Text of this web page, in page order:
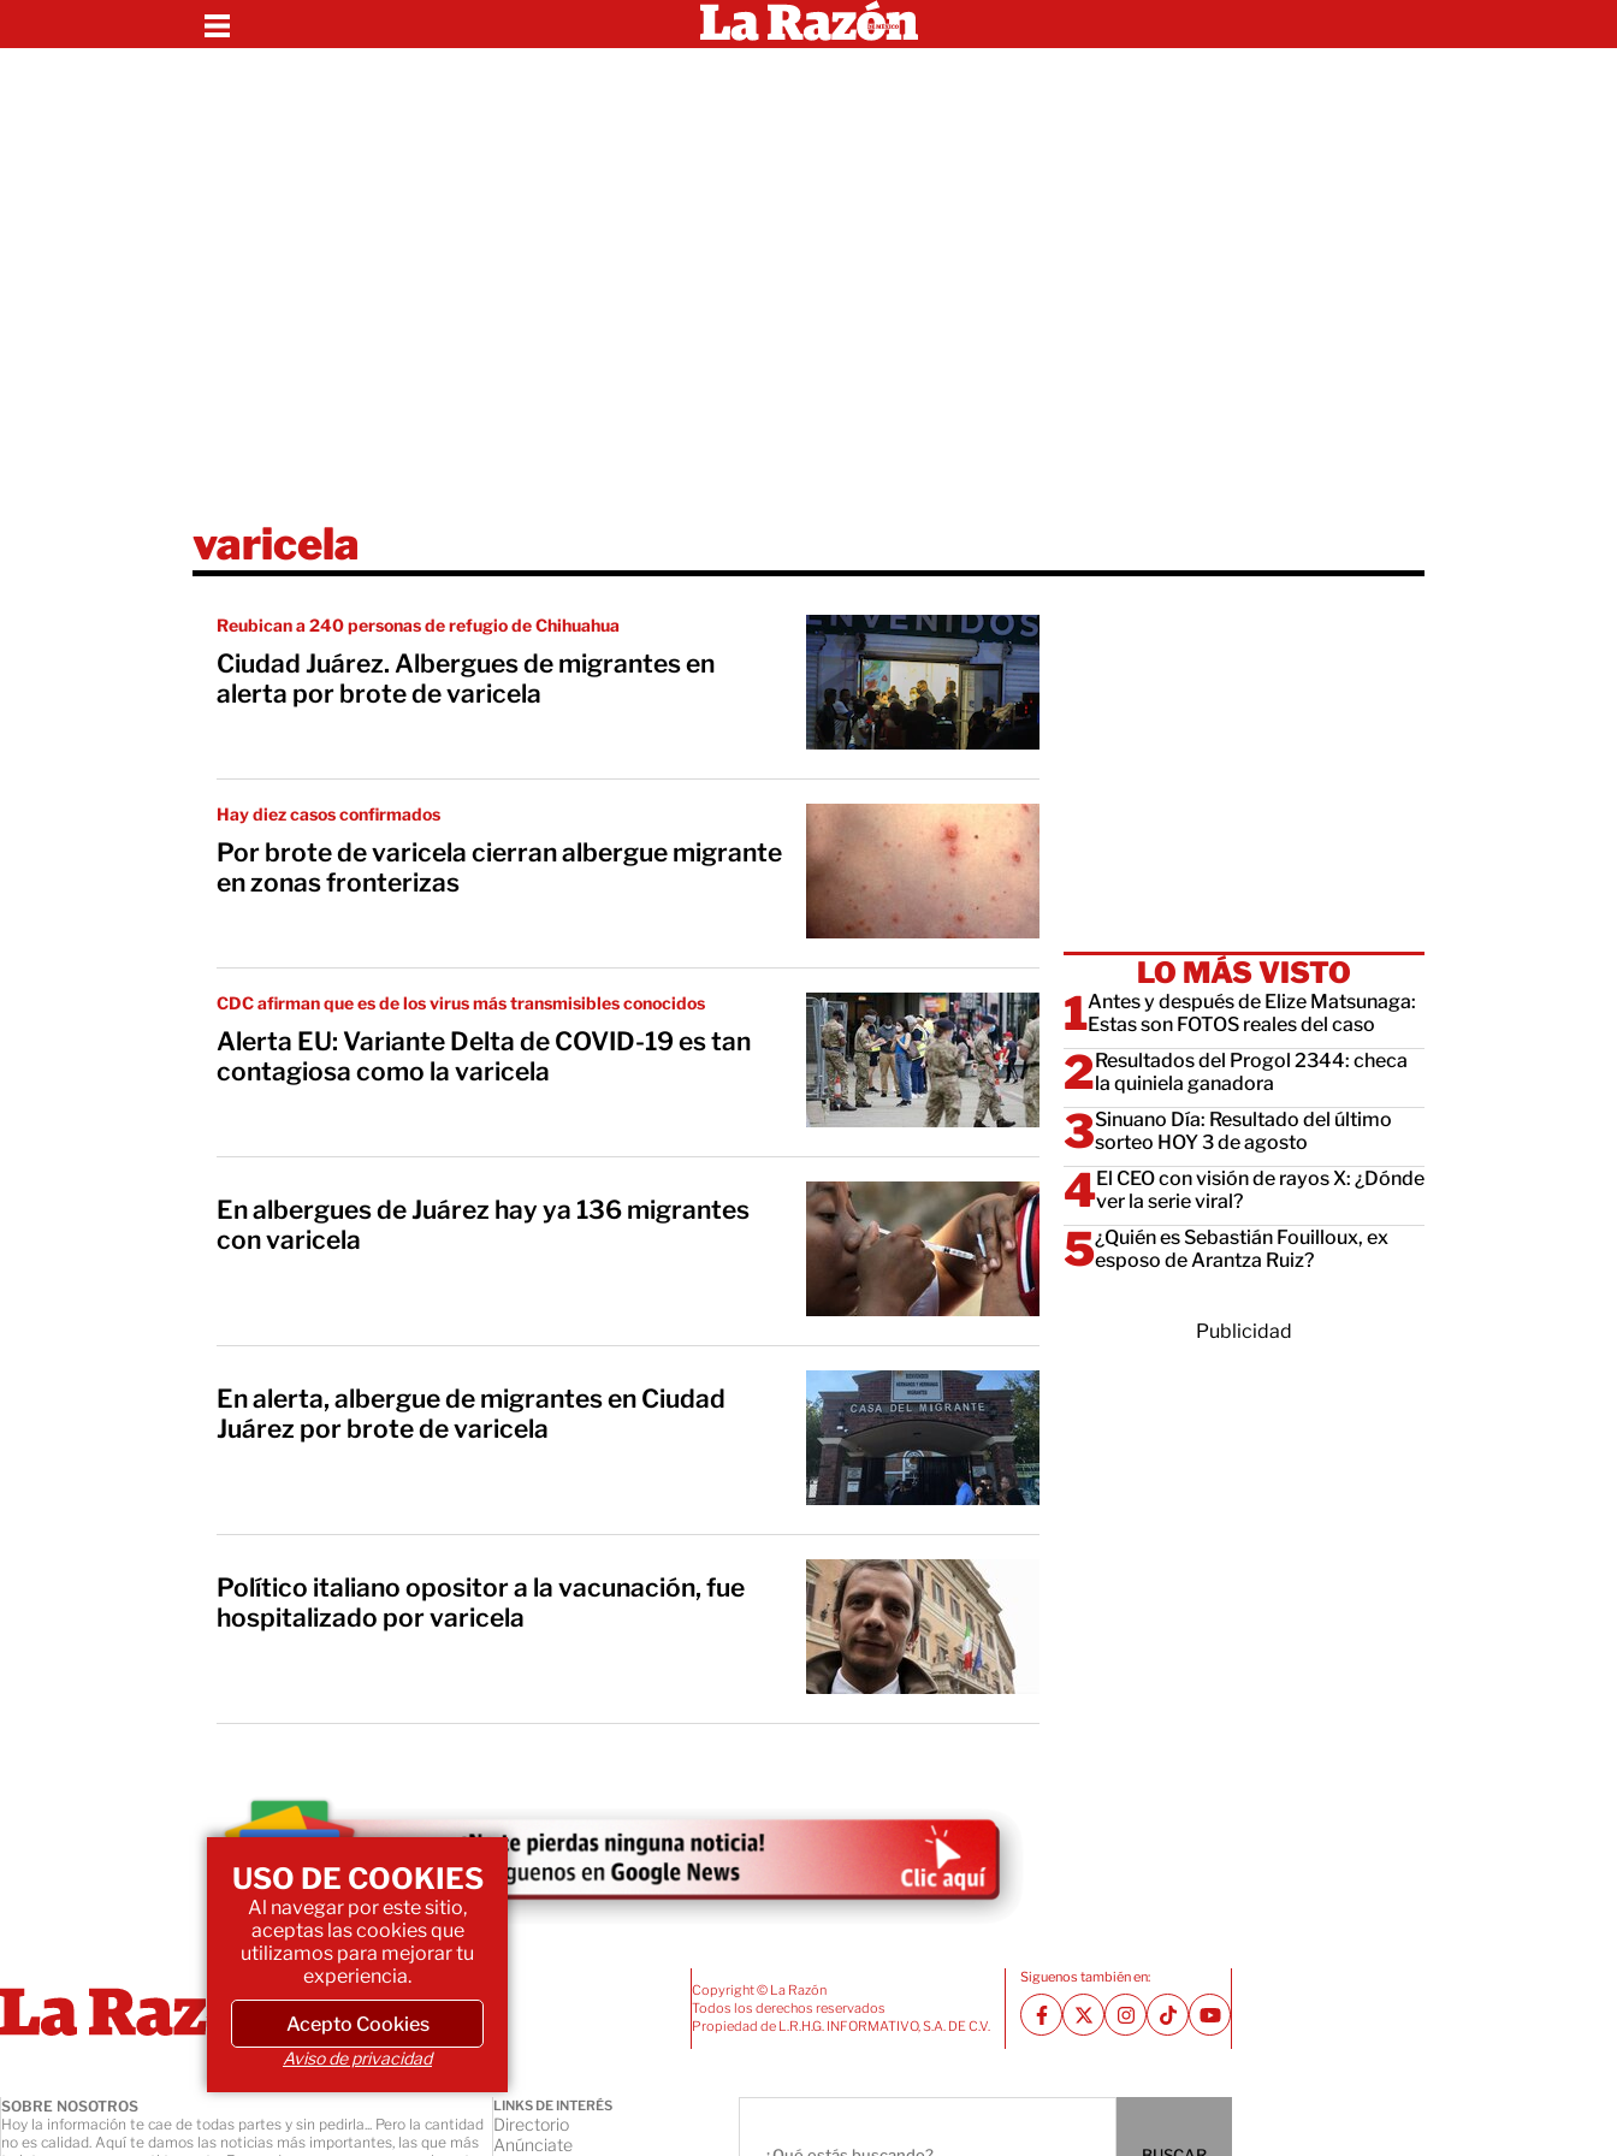
varicela
Reubican a 240 personas de refugio de Chihuahua
Ciudad Juárez. Albergues de migrantes en
alerta por brote de varicela
Hay diez casos confirmados
Por brote de varicela cierran albergue migrante
en zonas fronterizas
CDC afirman que es de los virus más transmisibles conocidos
Alerta EU: Variante Delta de COVID-19 es tan
contagiosa como la varicela
En albergues de Juárez hay ya 136 migrantes
con varicela
En alerta, albergue de migrantes en Ciudad
Juárez por brote de varicela
Político italiano opositor a la vacunación, fue
hospitalizado por varicela
LO MÁS VISTO
Antes y después de Elize Matsunaga:
Estas son FOTOS reales del caso
Resultados del Progol 2344: checa
la quiniela ganadora
Sinuano Día: Resultado del último
sorteo HOY 3 de agosto
El CEO con visión de rayos X: ¿Dónde
ver la serie viral?
¿Quién es Sebastián Fouilloux, ex
esposo de Arantza Ruiz?
Publicidad
Copyright © La Razón
Todos los derechos reservados
Propiedad de L.R.H.G. INFORMATIVO, S.A. DE C.V.
Siguenos también en:
SOBRE NOSOTROS
Hoy la información te cae de todas partes y sin pedirla... Pero la cantidad
no es calidad. Aquí te damos las noticias más importantes, las que más
LINKS DE INTERÉS
Directorio
Anúnciate
USO DE COOKIES
Al navegar por este sitio,
aceptas las cookies que
utilizamos para mejorar tu
experiencia.
Acepto Cookies
Aviso de privacidad